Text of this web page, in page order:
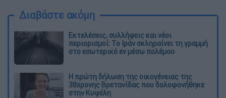
Διαβάστε ακόμη
Εκτελέσεις, συλλήψεις και νέοι
περιορισμοί: Το Ιράν σκληραίνει τη γραμμή
στο εσωτερικό εν μέσω πολέμου
Η πρώτη δήλωση της οικογένειας της
38χρονης Βρετανίδας που δολοφονήθηκε
στην Κυψέλη